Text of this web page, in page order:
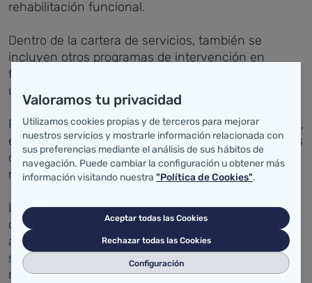
rehabilitación funcional.
Dentro de la cartera de servicios, también se
incluyen otros programas de intervención en
función de las necesidades de las personas
usuarias del centro, para mejorar sus capacidades.
Por otra parte, el centro incluirá, entre sus servicios,
el almuerzo, la merienda y el transporte de usuarios
desde sus lugares de residencia hasta el centro y
retorno.
La Administración asumirá más del 77 por ciento
del coste final de cada plaza por usuario y día, y
aportará las instalaciones, que tienen una
superficie de 3.000 metros cuadrados, y el
mobiliario y material que se establece
Valoramos tu privacidad
Utilizamos cookies propias y de terceros para mejorar
nuestros servicios y mostrarle información relacionada con
sus preferencias mediante el análisis de sus hábitos de
navegación. Puede cambiar la configuración u obtener más
información visitando nuestra "Política de Cookies".
Aceptar todas las Cookies
Rechazar todas las Cookies
Configuración